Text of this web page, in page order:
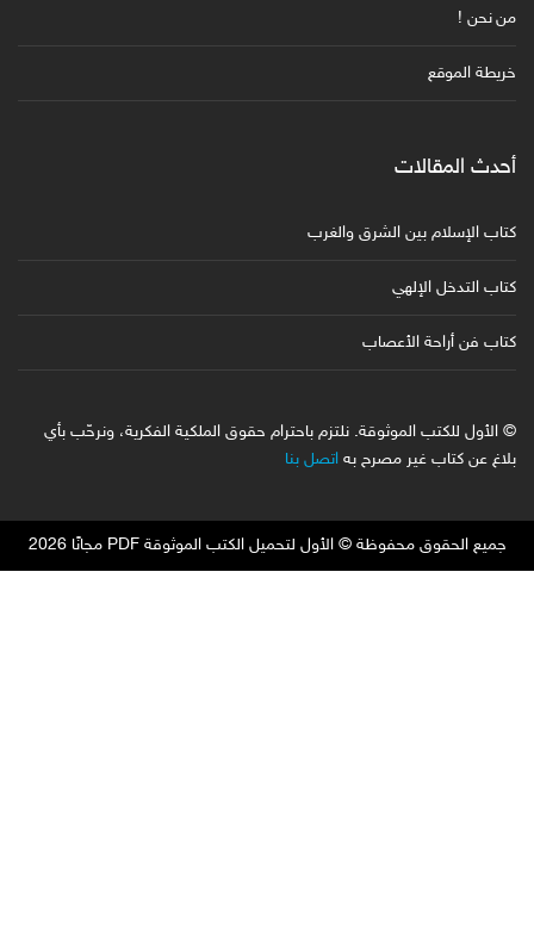
من نحن !
خريطة الموقع
أحدث المقالات
كتاب الإسلام بين الشرق والغرب
كتاب التدخل الإلهي
كتاب فن أراحة الأعصاب
© الأول للكتب الموثوقة. نلتزم باحترام حقوق الملكية الفكرية، ونرحّب بأي
بلاغ عن كتاب غير مصرح به اتصل بنا
جميع الحقوق محفوظة © الأول لتحميل الكتب الموثوقة PDF مجانًا 2026